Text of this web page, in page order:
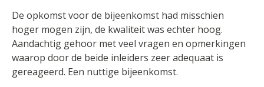
De opkomst voor de bijeenkomst had misschien
hoger mogen zijn, de kwaliteit was echter hoog.
Aandachtig gehoor met veel vragen en opmerkingen
waarop door de beide inleiders zeer adequaat is
gereageerd. Een nuttige bijeenkomst.